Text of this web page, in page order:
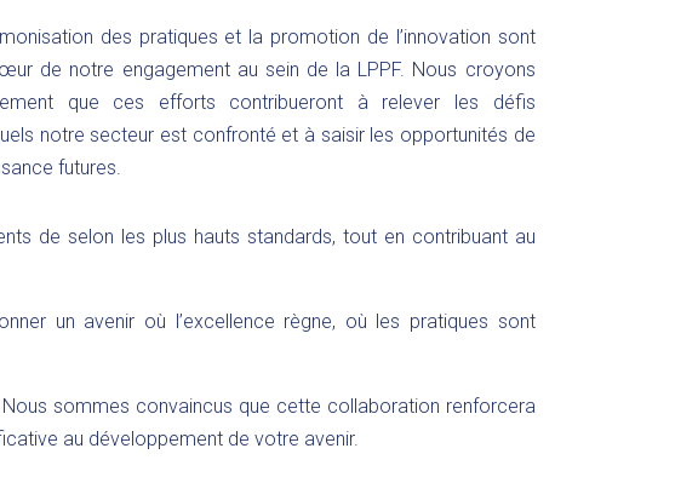
des pratiques et la promotion de l’innovation sont
de notre engagement au sein de la LPPF. Nous croyons
que ces efforts contribueront à relever les défis
notre secteur est confronté et à saisir les opportunités de
futures.
de selon les plus hauts standards, tout en contribuant au
un avenir où l’excellence règne, où les pratiques sont
sommes convaincus que cette collaboration renforcera
au développement de votre avenir.